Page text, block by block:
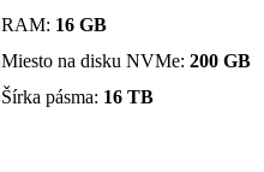
RAM: 16 GB
Miesto na disku NVMe: 200 GB
Šírka pásma: 16 TB